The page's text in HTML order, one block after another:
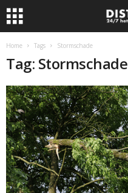
Home Tags Stormschade
Tag: Stormschade